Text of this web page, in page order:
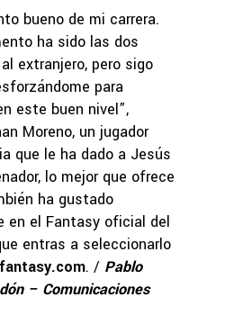
bueno de mi carrera.
ha sido las dos
extranjero, pero sigo
para
este buen nivel”,
Moreno, un jugador
que le ha dado a Jesús
lo mejor que ofrece
ha gustado
en el Fantasy oficial del
entras a seleccionarlo
. / Pablo
– Comunicaciones